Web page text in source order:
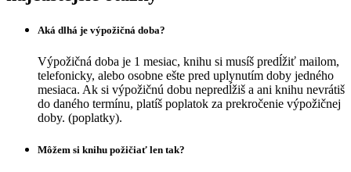
Aká dlhá je výpožičná doba?
Výpožičná doba je 1 mesiac, knihu si musíš predĺžiť mailom,
telefonicky, alebo osobne ešte pred uplynutím doby jedného
mesiaca. Ak si výpožičnú dobu nepredĺžiš a ani knihu nevrátiš
do daného termínu, platíš poplatok za prekročenie výpožičnej
doby. (poplatky).
Môžem si knihu požičiať len tak?